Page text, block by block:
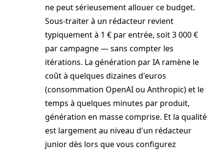
ne peut sérieusement allouer ce budget.
Sous-traiter à un rédacteur revient
typiquement à 1 € par entrée, soit 3 000 €
par campagne — sans compter les
itérations. La génération par IA ramène le
coût à quelques dizaines d'euros
(consommation OpenAI ou Anthropic) et le
temps à quelques minutes par produit,
génération en masse comprise. Et la qualité
est largement au niveau d'un rédacteur
junior dès lors que vous configurez